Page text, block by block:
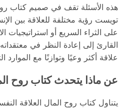
هذه الأسئلة تقف في صميم كتاب
تويست رؤية مختلفة للعلاقة بين
على الثراء السريع أو استراتيجيات
القارئ إلى إعادة النظر في
علاقة أكثر وعيًا وتوازنًا مع الموارد
عن ماذا يتحدث كتاب روح
يتناول كتاب روح المال العلاقة